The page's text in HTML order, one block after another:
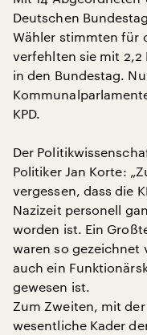
Deutschen
Wähler stimmten für
verfehlten sie mit 2,2
in den Bundestag.
KPD.
Der
Politiker Jan Korte:
vergessen, dass die
Nazizeit personell
worden ist. Ein
waren so gezeichnet
auch ein
gewesen ist.
Zum Zweiten, mit
wesentliche Kader